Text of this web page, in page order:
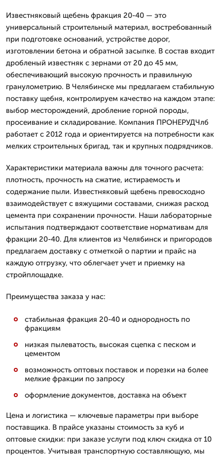
Известняковый щебень фракция 20-40 — это
универсальный строительный материал, востребованный
при подготовке оснований, устройстве дорог,
изготовлении бетона и обратной засыпке. В состав входит
дробленый известняк с зернами от 20 до 45 мм,
обеспечивающий высокую прочность и правильную
гранулометрию. В Челябинске мы предлагаем стабильную
поставку щебня, контролируем качество на каждом этапе:
выбор месторождений, дробление горной породы,
просеивание и складирование. Компания ПРОНЕРУДЧлб
работает с 2012 года и ориентируется на потребности как
мелких строительных бригад, так и крупных подрядчиков.
Характеристики материала важны для точного расчета:
плотность, прочность на сжатие, истираемость и
содержание пыли. Известняковый щебень превосходно
взаимодействует с вяжущими составами, снижая расход
цемента при сохранении прочности. Наши лабораторные
испытания подтверждают соответствие нормативам для
фракции 20-40. Для клиентов из Челябинск и пригородов
предлагаем доставку с отметкой о партии и прайс на
каждую отгрузку, что облегчает учет и приемку на
стройплощадке.
Преимущества заказа у нас:
стабильная фракция 20-40 и однородность по
фракциям
низкая пылеватость, высокая сцепка с песком и
цементом
возможность оптовых поставок и порезки на более
мелкие фракции по запросу
оформление документов, доставка на объект
Цена и логистика — ключевые параметры при выборе
поставщика. В прайсе указаны стоимость за куб и
оптовые скидки: при заказе услуги под ключ скидка от 10
процентов. Учитывая транспортную составляющую, мы